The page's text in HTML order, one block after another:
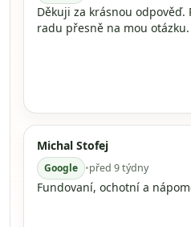
Děkuji za krásnou
radu přesně na mou otázku.
Michal Stofej
Google •před 9 týdny
Fundovaní, ochotní a